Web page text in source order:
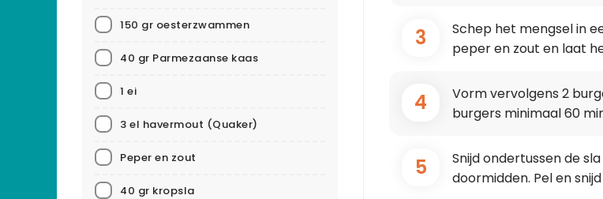
150 gr oesterzwammen
40 gr Parmezaanse kaas
1 ei
3 el havermout (Quaker)
Peper en zout
40 gr kropsla
3
Schep het mengsel in
peper en zout en laat
4
Vorm vervolgens 2
burgers minimaal 60
5
Snijd ondertussen de
doormidden. Pel en